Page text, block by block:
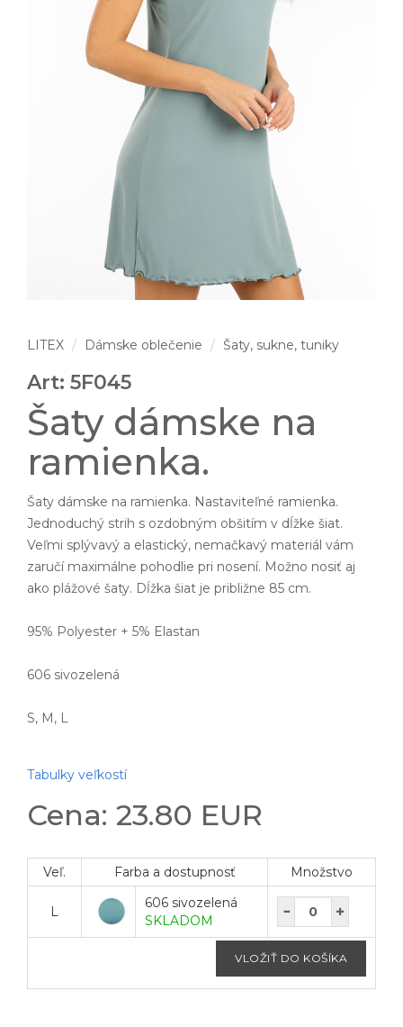
LITEX Dámske oblečenie Šaty, sukne, tuniky
Art: 5F045
Šaty dámske na
ramienka.
Šaty dámske na ramienka. Nastaviteľné ramienka.
Jednoduchý strih s ozdobným obšitím v dĺžke šiat.
Veľmi splývavý a elastický, nemačkavý materiál vám
zaručí maximálne pohodlie pri nosení. Možno nosiť aj
ako plážové šaty. Dĺžka šiat je približne 85 cm.
95% Polyester + 5% Elastan
606 sivozelená
S, M, L
Tabulky veľkostí
Cena: 23.80 EUR
Veľ. Farba a dostupnosť Množstvo
L
606 sivozelená
SKLADOM